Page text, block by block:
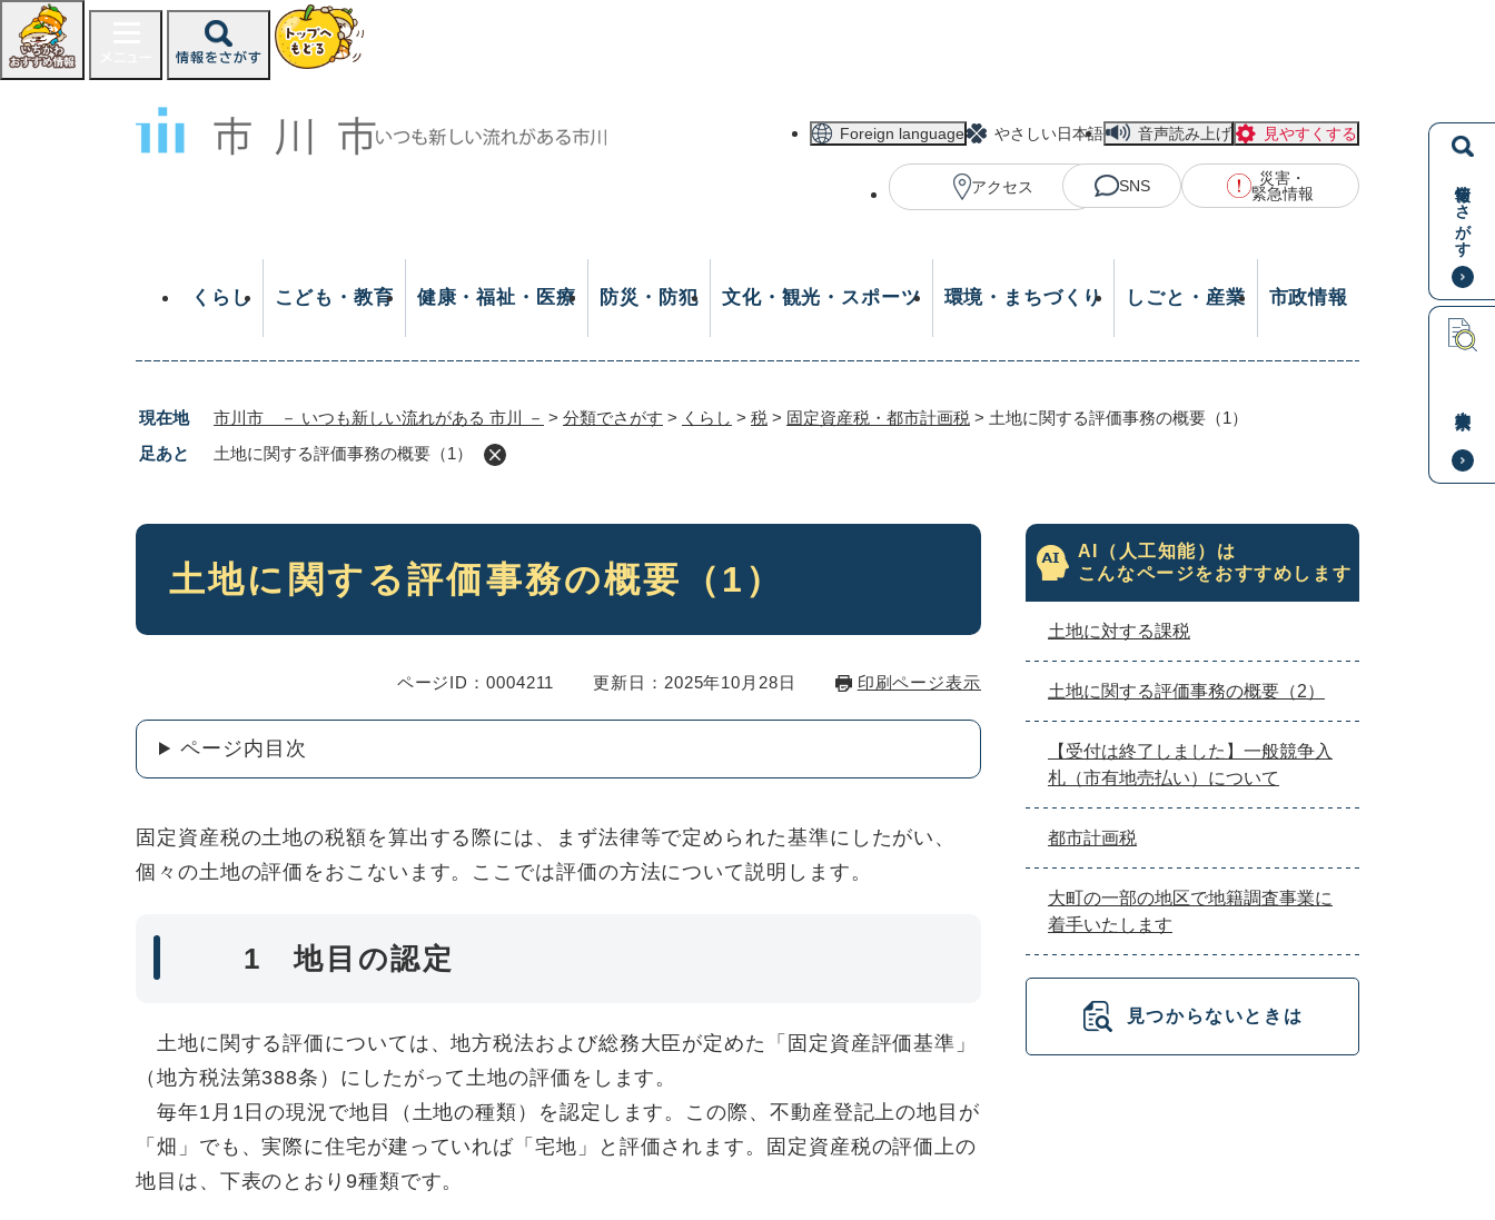
ジ
情報をさがす
Foreign language やさしい日本語 音声読み上げ 見やすくする
アクセス SNS
災害・
緊急情報
くらし こども・教育 健康・福祉・医療 防災・防犯 文化・観光・スポーツ 環境・まちづくり しごと・産業 市政情報
現在地 市川市 － いつも新しい流れがある 市川 － > 分類でさがす > くらし > 税 > 固定資産税・都市計画税 > 土地に関する評価事務の概要（1）
足あと
土地に関する評価事務の概要（1）
本
土地に関する評価事務の概要（1）
ページID：0004211 更新日：2025年10月28日 印刷ページ表示
ページ内目次
固定資産税の土地の税額を算出する際には、まず法律等で定められた基準にしたがい、
個々の土地の評価をおこないます。ここでは評価の方法について説明します。
1 地目の認定
土地に関する評価については、地方税法および総務大臣が定めた「固定資産評価基準」
（地方税法第388条）にしたがって土地の評価をします。
毎年1月1日の現況で地目（土地の種類）を認定します。この際、不動産登記上の地目が
「畑」でも、実際に住宅が建っていれば「宅地」と評価されます。固定資産税の評価上の
地目は、下表のとおり9種類です。
AI（人工知能）は
こんなページをおすすめします
土地に対する課税
土地に関する評価事務の概要（2）
【受付は終了しました】一般競争入
札（市有地売払い）について
都市計画税
大町の一部の地区で地籍調査事業に
着手いたします
見つからないときは